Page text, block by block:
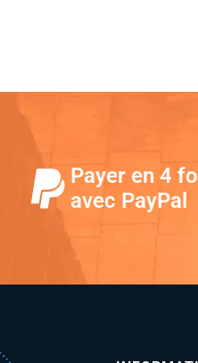
Payer en 4
avec PayPal